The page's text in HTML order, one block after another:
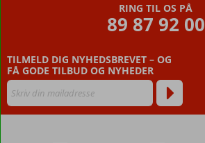
RING TIL OS PÅ
89 87 92 00
TILMELD DIG NYHEDSBREVET – OG
FÅ GODE TILBUD OG NYHEDER